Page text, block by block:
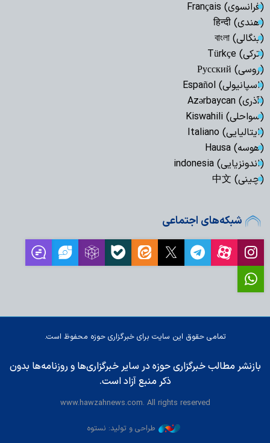
(فرانسوی) Français
(هندی) हिन्दी
(بنگالی) বাংলা
(ترکی) Türkçe
(روسی) Русский
(اسپانیولی) Español
(آذری) Azərbaycan
(سواحلی) Kiswahili
(ایتالیایی) Italiano
(هوسه) Hausa
(اندونزیایی) indonesia
(چینی) 中文
شبکه‌های اجتماعی
تمامی حقوق این سایت برای خبرگزاری حوزه محفوظ است.
بازنشر مطالب خبرگزاری حوزه در سایر خبرگزاری‌ها و روزنامه‌ها بدون
ذکر منبع آزاد است.
www.hawzahnews.com. All rights reserved
طراحی و تولید: نستوه